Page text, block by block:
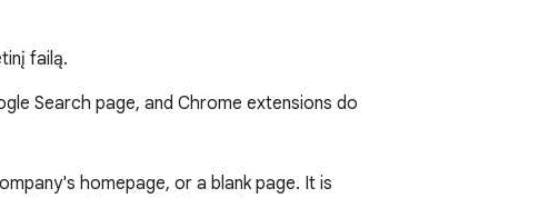
failą.
Search page, and Chrome extensions do
homepage, or a blank page. It is